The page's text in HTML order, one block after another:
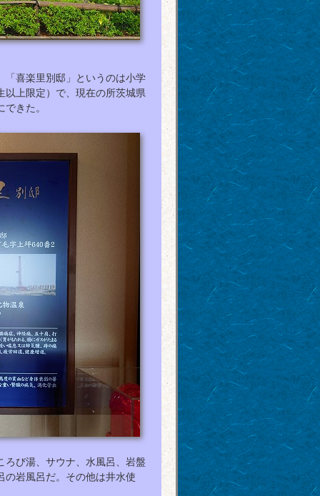
「喜楽里別邸」というのは小学
以上限定）で、現在の所茨城県
きた。
ろび湯、サウナ、水風呂、岩盤
の岩風呂だ。その他は井水使